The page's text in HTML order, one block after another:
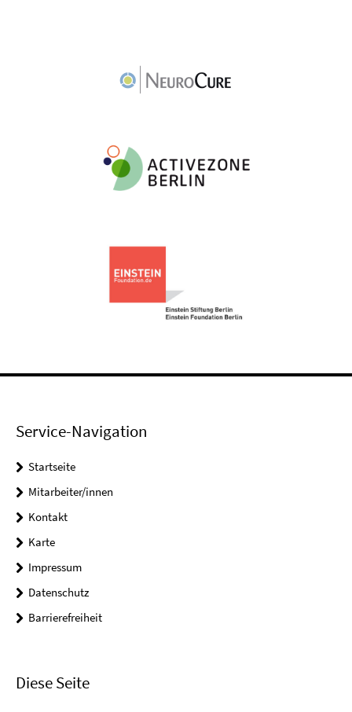
Service-Navigation
Startseite
Mitarbeiter/innen
Kontakt
Karte
Impressum
Datenschutz
Barrierefreiheit
Diese Seite